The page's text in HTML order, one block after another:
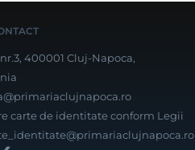
400001 Cluj-Napoca,
carte de identitate conform Legii